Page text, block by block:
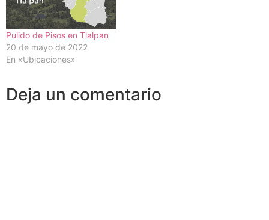
Pulido de Pisos en Tlalpan
20 de mayo de 2022
En «Ubicaciones»
Deja un comentario